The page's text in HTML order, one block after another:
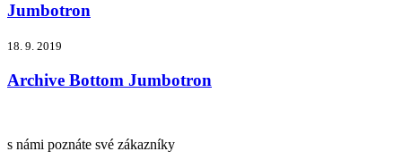
Jumbotron
18. 9. 2019
Archive Bottom Jumbotron
s námi poznáte své zákazníky